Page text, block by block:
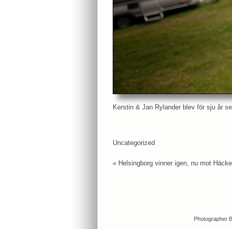
Kerstin & Jan Rylander blev för sju år
Uncategorized
« Helsingborg vinner igen, nu mot
Photographer